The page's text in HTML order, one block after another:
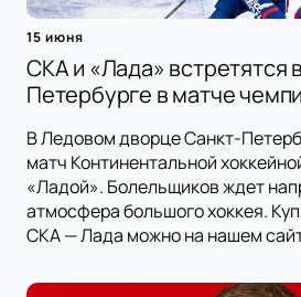
15 июня
СКА и «Лада» встретятся
Петербурге в матче
В Ледовом дворце Санкт-
матч Континентальной
«Ладой». Болельщиков ждет
атмосфера большого хоккея.
СКА — Лада можно на нашем